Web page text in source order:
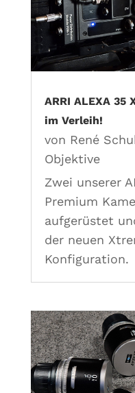
ARRI ALEXA 35
im Verleih!
von René
Objektive
Zwei unserer
Premium
aufgerüstet
der neuen
Konfiguration.